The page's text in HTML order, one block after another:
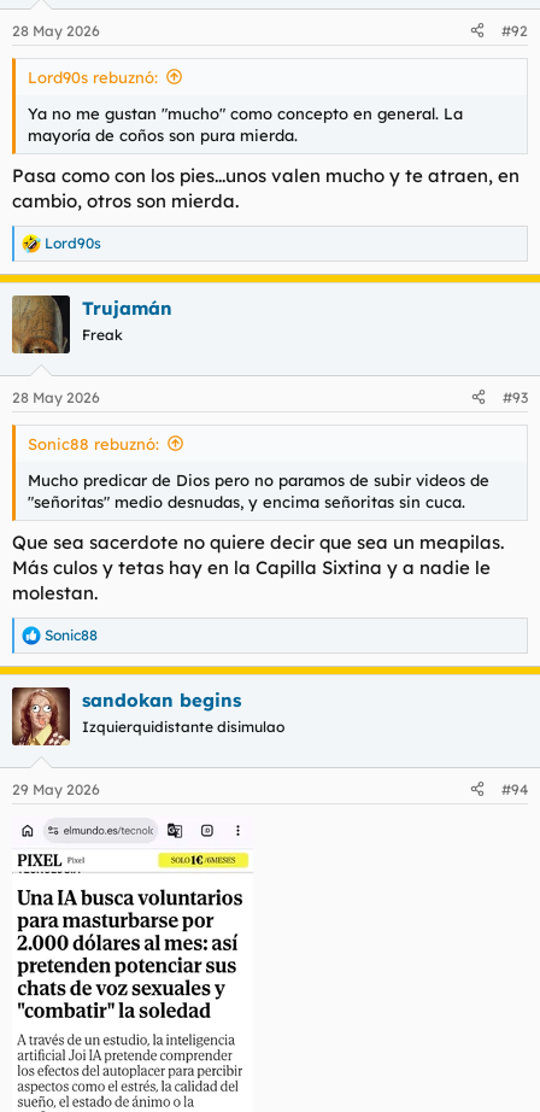
e
s
28 May 2026 #92
Lord90s rebuznó:
Ya no me gustan "mucho" como concepto en general. La
mayoría de coños son pura mierda.
Pasa como con los pies...unos valen mucho y te atraen, en
cambio, otros son mierda.
R
e
a
c
c
i
e
s
Lord90s
Trujamán
Freak
28 May 2026 #93
Sonic88 rebuznó:
Mucho predicar de Dios pero no paramos de subir videos de
"señoritas" medio desnudas, y encima señoritas sin cuca.
Que sea sacerdote no quiere decir que sea un meapilas.
Más culos y tetas hay en la Capilla Sixtina y a nadie le
molestan.
R
e
a
c
c
i
e
:
Sonic88
sandokan begins
Izquierquidistante disimulao
29 May 2026 #94